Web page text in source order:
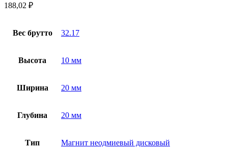
188,02 ₽
Вес брутто 32.17
Высота 10 мм
Ширина 20 мм
Глубина 20 мм
Тип Магнит неодмиевый дисковый